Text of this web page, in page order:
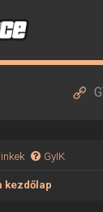
GyIK
kezdőlap